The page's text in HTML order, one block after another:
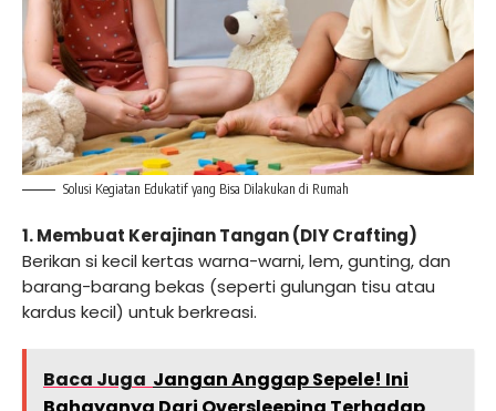
Solusi Kegiatan Edukatif yang Bisa Dilakukan di Rumah
1. Membuat Kerajinan Tangan (DIY Crafting)
Berikan si kecil kertas warna-warni, lem, gunting, dan
barang-barang bekas (seperti gulungan tisu atau
kardus kecil) untuk berkreasi.
Baca Juga Jangan Anggap Sepele! Ini